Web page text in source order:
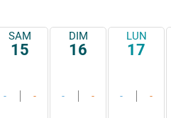
SAM
15
- -
DIM
16
- -
LUN
17
- -